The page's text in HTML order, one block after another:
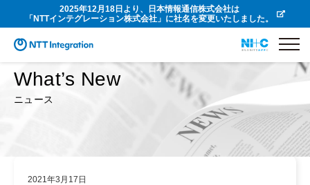
2025年12月18日より、日本情報通信株式会社は
「NTTインテグレーション株式会社」に社名を変更いたしました。
What’s New
ニュース
2021年3月17日